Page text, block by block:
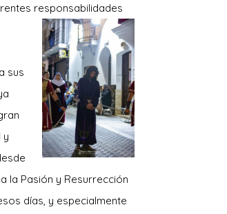
responsabilidades
sus
y
la Pasión y Resurrección
días, y especialmente